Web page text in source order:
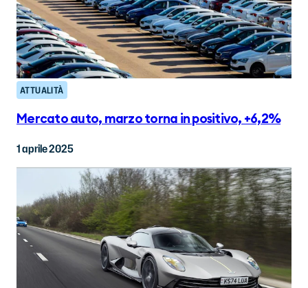
ATTUALITÀ
Mercato auto, marzo torna in positivo, +6,2%
1 aprile 2025